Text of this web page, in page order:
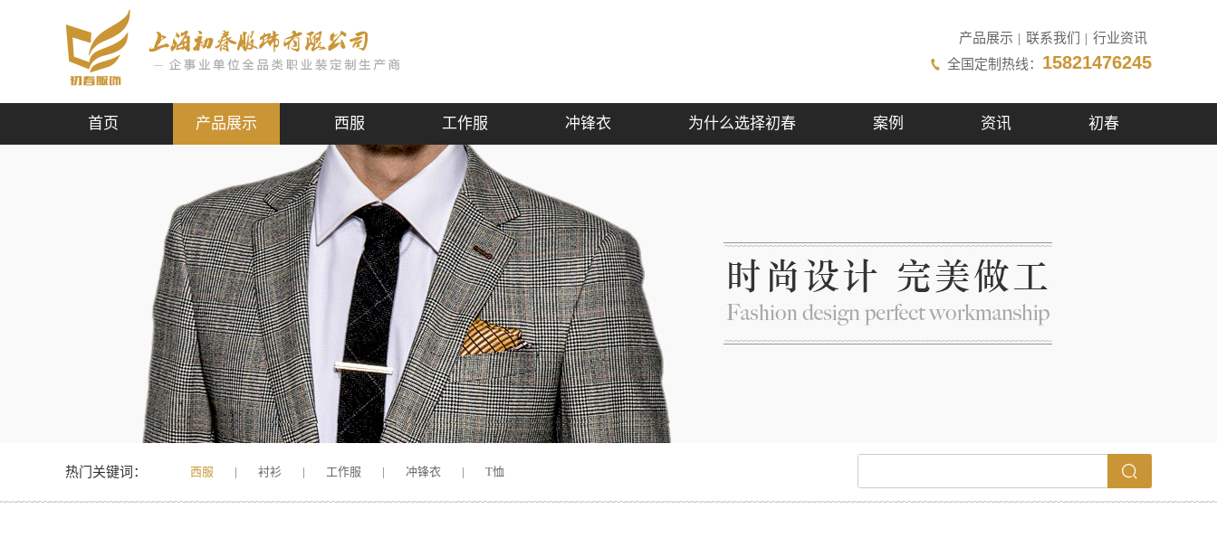
产品展示 | 联系我们 | 行业资讯
全国定制热线： 15821476245
首页 产品展示 西服 工作服 冲锋衣 为什么选择初春 案例 资讯 初春
热门关键词： 西服 | 衬衫 | 工作服 | 冲锋衣 | T恤